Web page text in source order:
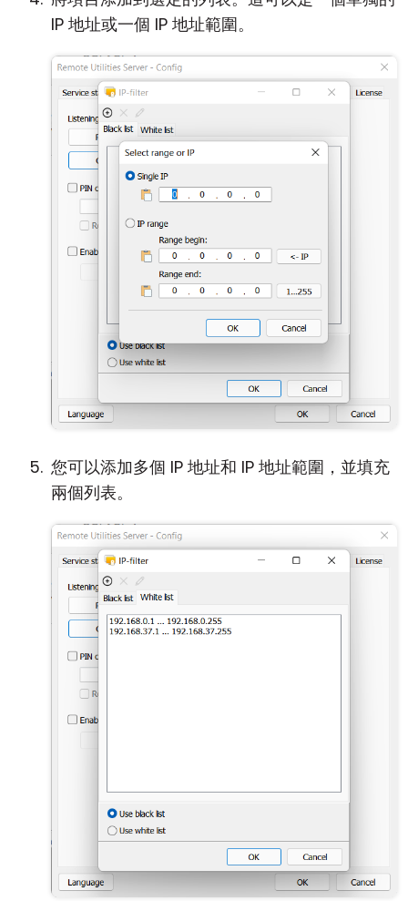
IP 地址或一個 IP 地址範圍。
您可以添加多個 IP 地址和 IP 地址範圍，並填充
兩個列表。